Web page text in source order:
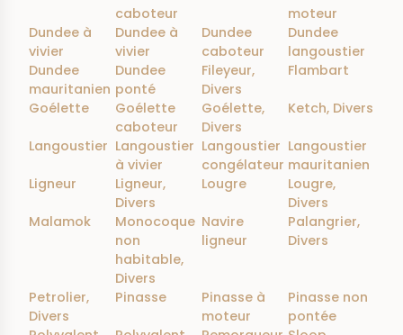
caboteur
moteur
Dundee à
vivier
Dundee à
vivier
Dundee
caboteur
Dundee
langoustier
Dundee
mauritanien
Dundee
ponté
Fileyeur,
Divers
Flambart
Goélette
Goélette
caboteur
Goélette,
Divers
Ketch, Divers
Langoustier Langoustier
à vivier
Langoustier
congélateur
Langoustier
mauritanien
Ligneur
Ligneur,
Divers
Lougre
Lougre,
Divers
Malamok
Monocoque
non
habitable,
Divers
Navire
ligneur
Palangrier,
Divers
Petrolier,
Divers
Pinasse
Pinasse à
moteur
Pinasse non
pontée